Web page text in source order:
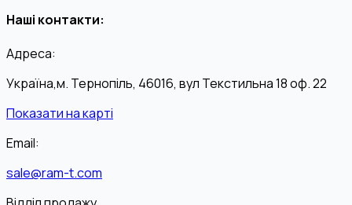
Наші контакти:
Адреса:
Україна,м. Тернопіль, 46016, вул Текстильна 18 оф. 22
Показати на карті
Email:
sale@ram-t.com